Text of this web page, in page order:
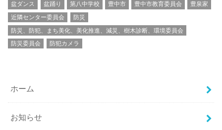
盆ダンス
盆踊り 第八中学校 豊中市 豊中市教育委員会
豊泉家
近隣センター委員会
防災
防災、防犯、まち美化、美化推進、減災、樹木診断、環境委員会
防災委員会
防犯カメラ
ホーム
お知らせ